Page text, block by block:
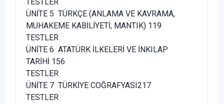
ÜNİTE 5 TÜRKÇE (ANLAMA VE KAVRAMA,
MUHAKEME KABİLİYETİ, MANTIK) 119
TESTLER
ÜNİTE 6 ATATÜRK İLKELERİ VE İNKILAP
TARİHİ 156
TESTLER
ÜNİTE 7 TÜRKİYE COĞRAFYASI217
TESTLER